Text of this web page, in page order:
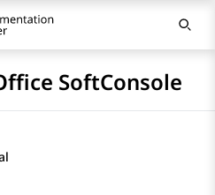
SoftConsole